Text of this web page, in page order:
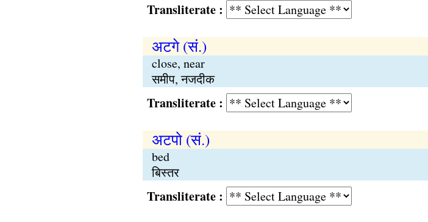
Transliterate :
अटगे (सं.)
close, near
समीप, नजदीक
Transliterate :
अटपो (सं.)
bed
बिस्तर
Transliterate :